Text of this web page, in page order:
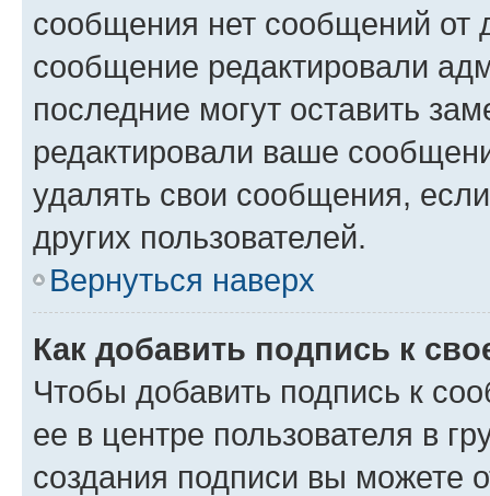
сообщения нет сообщений от
сообщение редактировали
последние могут оставить
редактировали ваше
удалять свои сообщения,
других пользователей.
Вернуться наверх
Как добавить подпись к
Чтобы добавить подпись к
ее в центре пользователя в
создания подписи вы можете